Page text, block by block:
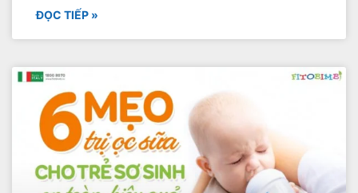
ĐỌC TIẾP »